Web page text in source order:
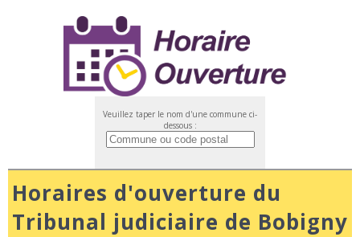
Veuillez taper le nom d'une commune ci-
dessous :
Horaires d'ouverture du
Tribunal judiciaire de Bobigny